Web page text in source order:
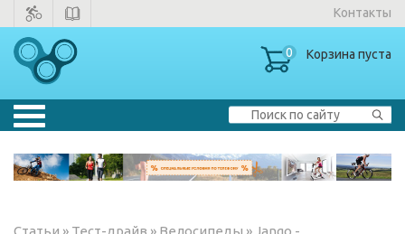
Контакты
0 Корзина пуста
Велосипеды ▼